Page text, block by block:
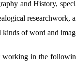
and History,
researchwork,
of word and
working in the